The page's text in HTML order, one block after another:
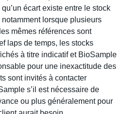
écart existe entre le stock
lorsque plusieurs
mêmes références sont
laps de temps, les stocks
à titre indicatif et BioSample
pour une inexactitude des
sont invités à contacter
s’il est nécessaire de
ou plus généralement pour